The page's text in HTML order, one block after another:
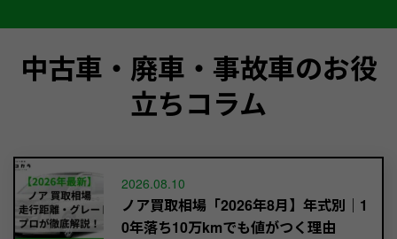
中古車・廃車・事故車のお役
立ちコラム
2026.08.10
ノア買取相場「2026年8月】年式別｜1
0年落ち10万kmでも値がつく理由